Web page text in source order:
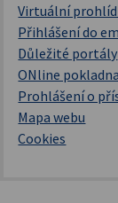
Virtuální
Přihlášení do
Důležité portály
ONline pokladna
Prohlášení o
Mapa webu
Cookies